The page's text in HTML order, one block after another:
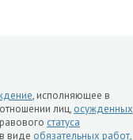
, исполняющее в
лиц, осужденных
статуса
в виде обязательных работ,